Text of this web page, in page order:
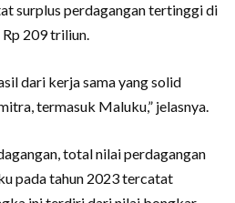
surplus perdagangan tertinggi di
209 triliun.
dari kerja sama yang solid
termasuk Maluku,” jelasnya.
total nilai perdagangan
pada tahun 2023 tercatat